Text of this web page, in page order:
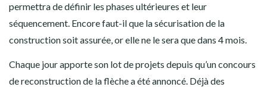
permettra de définir les phases ultérieures et leur
séquencement. Encore faut-il que la sécurisation de la
construction soit assurée, or elle ne le sera que dans 4 mois.
Chaque jour apporte son lot de projets depuis qu’un concours
de reconstruction de la flèche a été annoncé. Déjà des